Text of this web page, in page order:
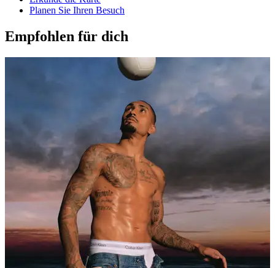
Planen Sie Ihren Besuch
Empfohlen für dich